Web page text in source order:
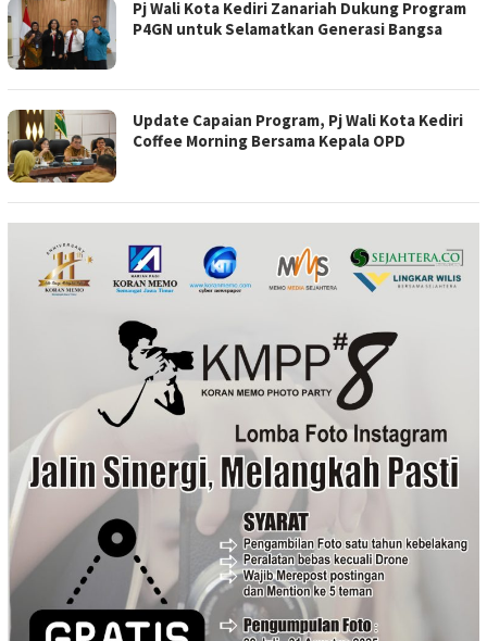
Pj Wali Kota Kediri Zanariah Dukung Program
P4GN untuk Selamatkan Generasi Bangsa
Update Capaian Program, Pj Wali Kota Kediri
Coffee Morning Bersama Kepala OPD